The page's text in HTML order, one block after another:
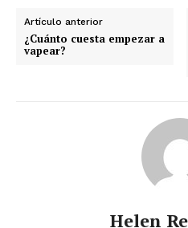
Artículo anterior
¿Cuánto cuesta empezar a
vapear?
Helen